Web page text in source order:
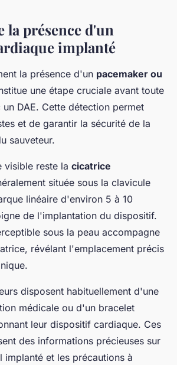
la présence d'un
implanté
la présence d'un pacemaker ou
une étape cruciale avant toute
DAE. Cette détection permet
et de garantir la sécurité de la
sauveteur.
visible reste la cicatrice
située sous la clavicule
linéaire d'environ 5 à 10
de l'implantation du dispositif.
sous la peau accompagne
révélant l'emplacement précis
disposent habituellement d'une
médicale ou d'un bracelet
leur dispositif cardiaque. Ces
des informations précieuses sur
implanté et les précautions à